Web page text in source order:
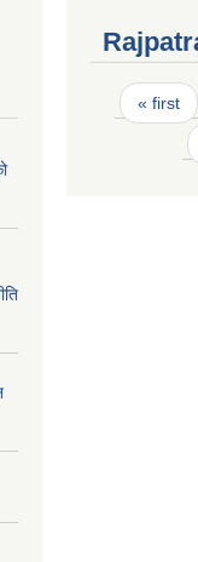
Pages
« first